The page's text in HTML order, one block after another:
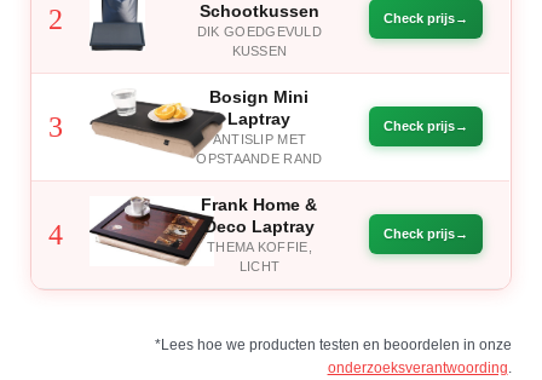
2
Schootkussen
DIK GOEDGEVULD
KUSSEN
Check prijs
3
Bosign Mini
Laptray
ANTISLIP MET
OPSTAANDE RAND
Check prijs
4
Frank Home &
Deco Laptray
THEMA KOFFIE,
LICHT
Check prijs
*Lees hoe we producten testen en beoordelen in onze
onderzoeksverantwoording.